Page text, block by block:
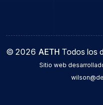
© 2026 AETH Todos los
Sitio web